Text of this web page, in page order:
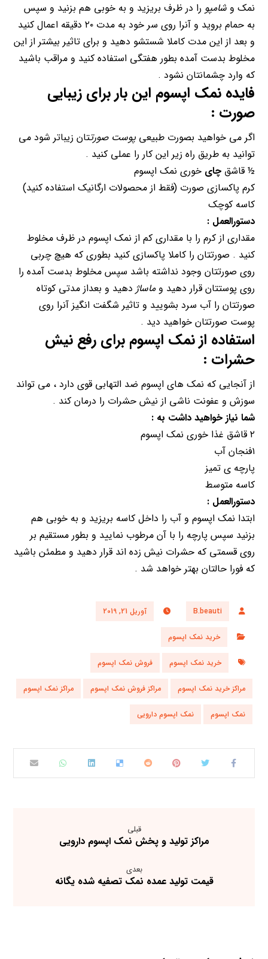
نمک وشامپو را در ظرف بریزید و به خوبی هم بزنید و سپس
به حمام بروید و آنرا روی سر خود به مدت ۲۰ دقیقه اعمال کنید
و بعد از این مدت کاملا شستشو دهید و برای تاثیر بیشتر از این
مخلوط بدست آمده بطور هفتگی استفاده کنید و مراقب باشید
که وارد چشمانتان نشود .
فایده نمک اپسوم این بار برایزیبایی
صورت :
اگر می خواهید بصورت طبیعیپوست صورتتان زیباتر شود می
توانید به طریق راه زیر این کار را عملی کنید .
½ قاشقچای خوری نمک اپسوم
کرم پاکسازی صورت (فقط از محصولات ارگانیک استفاده کنید)
کاسه کوچک
دستورالعمل :
مقداری از کرم را با مقداری کم از نمک اپسوم در ظرف مخلوط
کنید . صورتتان را کاملا پاکسازی کنید بطوری که هیچ چربی
روی صورتتان وجود نداشته باشد سپس مخلوط بدست آمده را
روی پوستتان قرار دهید وماساژ دهید و بعداز مدتی کوتاه
صورتتان را آب سرد بشویید و تاثیر شگفت انگیز آنرا روی
پوست صورتتان خواهید دید .
استفاده از نمک اپسوم برای رفع نیش
حشرات :
از آنجایی که نمک های اپسوم ضد التهابی قوی دارد ، می تواند
سوزش و عفونت ناشی از نیش حشرات را درمان کند .
شما نیاز خواهید داشت به :
۲ قاشق غذا خوری نمک اپسوم
۱فنجان آب
پارچه ی تمیز
کاسه متوسط
دستورالعمل :
ابتدا نمک اپسوم و آب را داخل کاسه بریزید و به خوبی هم
بزنید سپس پارچه را با آن مرطوب نمایید و بطور مستقیم بر
روی قسمتی که حشرات نیش زده اند قرار دهید و مطمئن باشید
که فورا حالتان بهتر خواهد شد .
B.beauti آوریل 21, 2019
خرید نمک اپسوم
خرید نمک اپسوم فروش نمک اپسوم
مراکز خرید نمک اپسوم مراکز فروش نمک اپسوم مراکز نمک اپسوم
نمک اپسوم نمک اپسوم دارویی
قبلی
مراکز تولید و پخش نمک اپسوم دارویی
بعدی
قیمت تولید عمده نمک تصفیه شده یگانه